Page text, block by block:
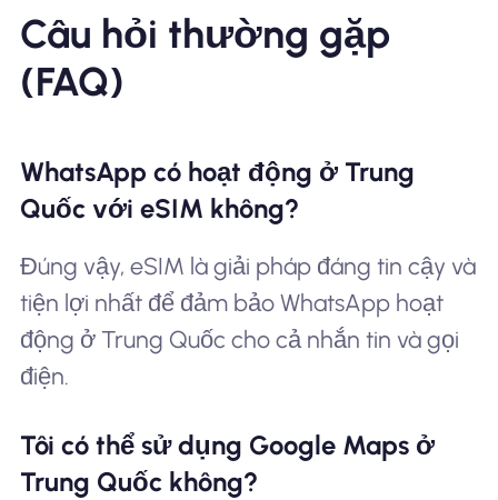
Câu hỏi thường gặp
(FAQ)
WhatsApp có hoạt động ở Trung
Quốc với eSIM không?
Đúng vậy, eSIM là giải pháp đáng tin cậy và
tiện lợi nhất để đảm bảo WhatsApp hoạt
động ở Trung Quốc cho cả nhắn tin và gọi
điện.
Tôi có thể sử dụng Google Maps ở
Trung Quốc không?